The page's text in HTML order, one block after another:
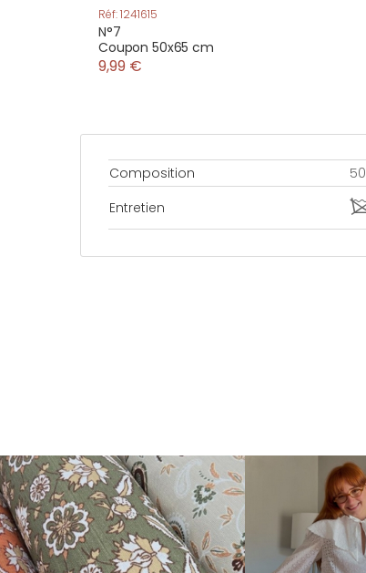
Réf: 1241615
N°7
Coupon 50x65 cm
9,99 €
Composition
Entretien
i